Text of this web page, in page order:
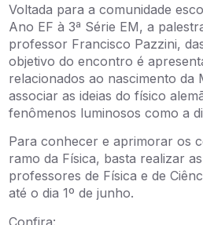
Voltada para a comunidade
Ano EF à 3ª Série EM, a
professor Francisco Pazzini,
objetivo do encontro é
relacionados ao nascimento da
associar as ideias do físico
fenômenos luminosos como a
Para conhecer e aprimorar os
ramo da Física, basta realizar
professores de Física e de
até o dia 1º de junho.
Confira: